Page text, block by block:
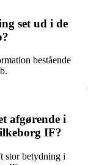
set ud i de
bestående
afgørende i
IF?
stor betydning i